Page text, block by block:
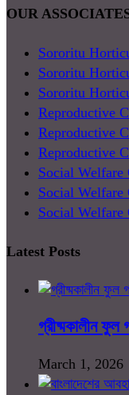
OUR
Sororitu
Sororitu
Sororitu
Reproductive
Reproductive
Reproductive
Social Welfare
Social Welfare
Social Welfare
Latest Posts
গ্রীষ্মকালীন
March 1, 2026